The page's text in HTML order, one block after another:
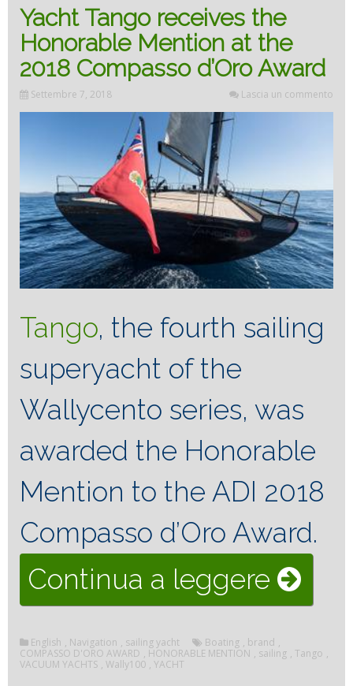
Yacht Tango receives the
Honorable Mention at the
2018 Compasso d’Oro Award
Settembre 7, 2018 Lascia un commento
Tango, the fourth sailing
superyacht of the
Wallycento series, was
awarded the Honorable
Mention to the ADI 2018
Compasso d’Oro Award.
Continua a leggere
English , Navigation , sailing yacht Boating , brand ,
COMPASSO D'ORO AWARD , HONORABLE MENTION , sailing , Tango ,
VACUUM YACHTS , Wally100 , YACHT